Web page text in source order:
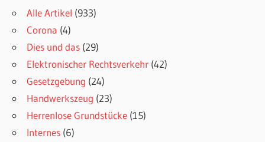
Alle Artikel (933)
Corona (4)
Dies und das (29)
Elektronischer Rechtsverkehr (42)
Gesetzgebung (24)
Handwerkszeug (23)
Herrenlose Grundstücke (15)
Internes (6)